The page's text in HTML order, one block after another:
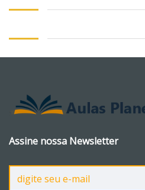
Assine nossa Newsletter